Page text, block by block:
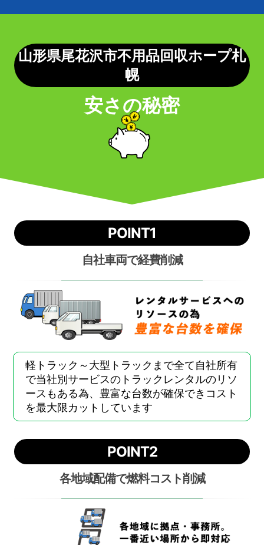
山形県尾花沢市不用品回収ホープ札
幌
安さの秘密
POINT1
自社車両で経費削減
軽トラック～大型トラックまで全て自社所有
で当社別サービスのトラックレンタルのリソ
ースもある為、豊富な台数が確保できコスト
を最大限カットしています
POINT2
各地域配備で燃料コスト削減